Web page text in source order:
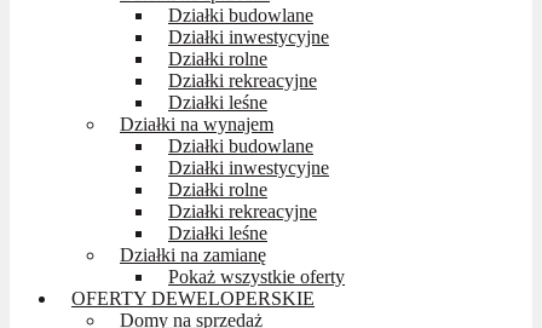
Działki budowlane
Działki inwestycyjne
Działki rolne
Działki rekreacyjne
Działki leśne
Działki na wynajem
Działki budowlane
Działki inwestycyjne
Działki rolne
Działki rekreacyjne
Działki leśne
Działki na zamianę
Pokaż wszystkie oferty
OFERTY DEWELOPERSKIE
Domy na sprzedaż